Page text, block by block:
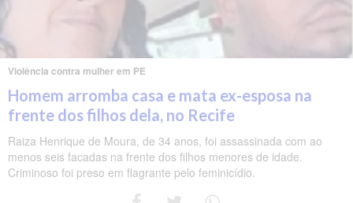
Violência contra mulher em PE
Homem arromba casa e mata ex-esposa na
frente dos filhos dela, no Recife
Raiza Henrique de Moura, de 34 anos, foi assassinada com ao
menos seis facadas na frente dos filhos menores de idade.
Criminoso foi preso em flagrante pelo feminicídio.